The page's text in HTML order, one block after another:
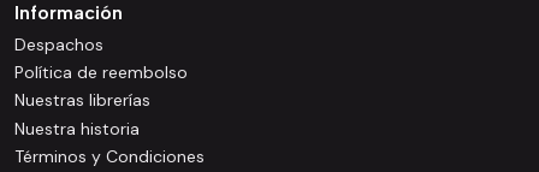
Información
Despachos
Política de reembolso
Nuestras librerías
Nuestra historia
Términos y Condiciones